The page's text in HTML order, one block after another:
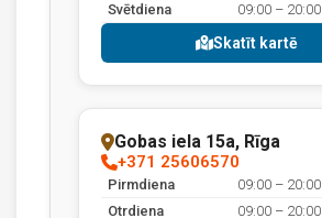
Svētdiena
09:00 – 20:00
Skatīt kartē
Gobas iela 15a, Rīga
+371 25606570
Pirmdiena
09:00 – 20:00
Otrdiena
09:00 – 20:00